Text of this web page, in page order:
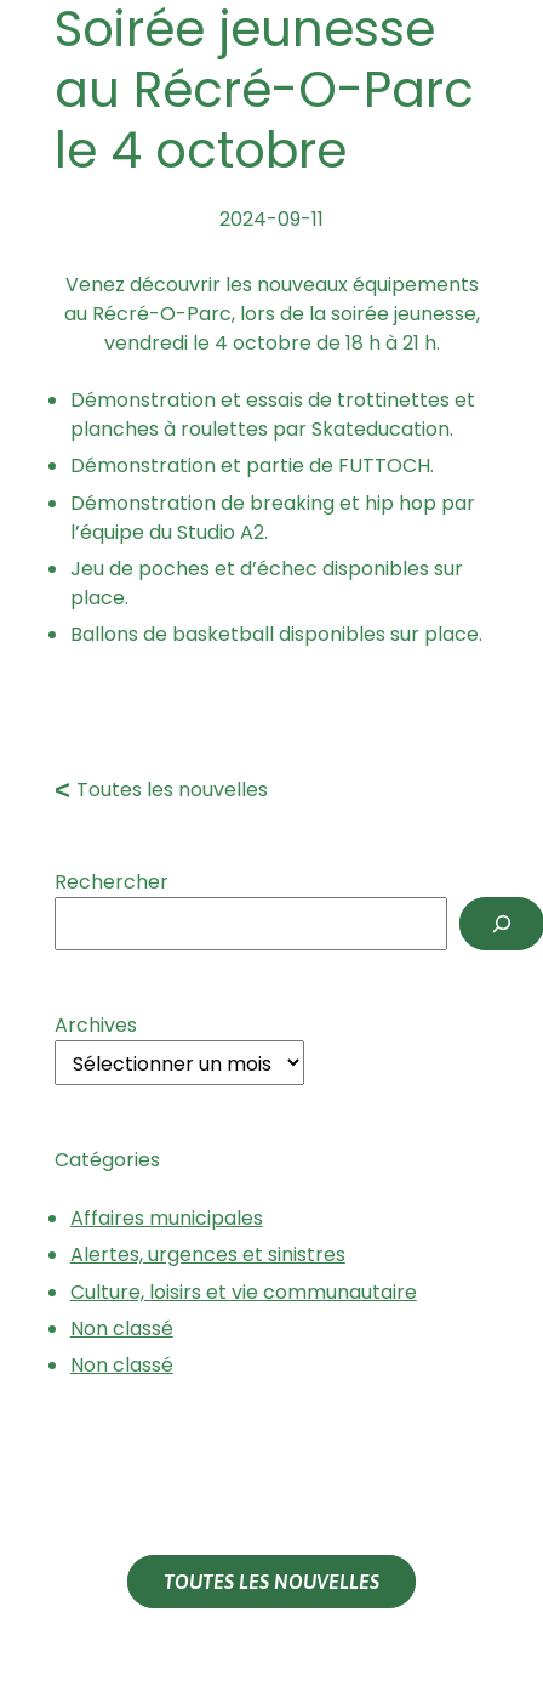
Soirée jeunesse
au Récré-O-Parc
le 4 octobre
2024-09-11
Venez découvrir les nouveaux équipements
au Récré-O-Parc, lors de la soirée jeunesse,
vendredi le 4 octobre de 18 h à 21 h.
Démonstration et essais de trottinettes et
planches à roulettes par Skateducation.
Démonstration et partie de FUTTOCH.
Démonstration de breaking et hip hop par
l’équipe du Studio A2.
Jeu de poches et d’échec disponibles sur
place.
Ballons de basketball disponibles sur place.
Toutes les nouvelles
Rechercher
Archives
Catégories
Affaires municipales
Alertes, urgences et sinistres
Culture, loisirs et vie communautaire
Non classé
Non classé
TOUTES LES NOUVELLES